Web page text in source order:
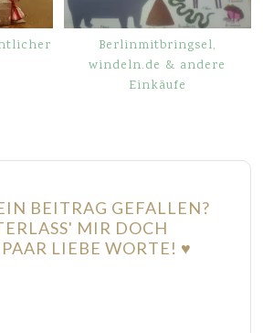
Berlinmitbringsel,
windeln.de & andere
Einkäufe
BEITRAG GEFALLEN?
MIR DOCH
LIEBE WORTE! ♥